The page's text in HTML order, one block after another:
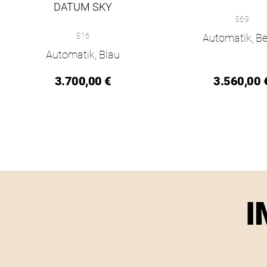
DATUM SKY
NOMOS Glashütte Ahoi neomatik 38 Datum sky, Ref: 516,
516
Automatik, Blau
3.700,00 €
NOMOS Glashütte
569
Automatik,
3.560,00